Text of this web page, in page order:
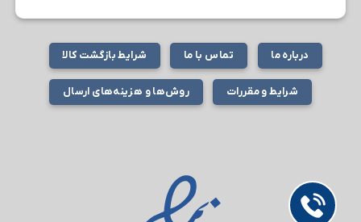
درباره ما تماس با ما شرایط بازگشت کالا
شرایط و مقررات روش‌ها و هزینه‌های ارسال